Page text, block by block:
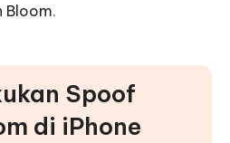
Bloom.
Spoof
di iPhone